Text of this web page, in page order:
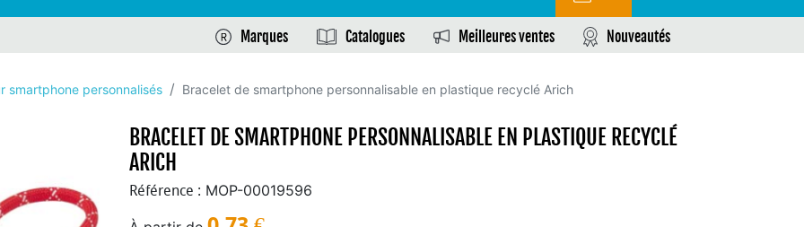
Marques Catalogues Meilleures ventes Nouveautés
smartphone personnalisés Bracelet de smartphone personnalisable en plastique recyclé Arich
BRACELET DE SMARTPHONE PERSONNALISABLE EN PLASTIQUE RECYCLÉ
ARICH
Référence : MOP-00019596